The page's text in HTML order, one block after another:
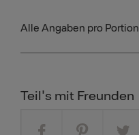
Alle Angaben pro Portion
Teil's mit Freunden